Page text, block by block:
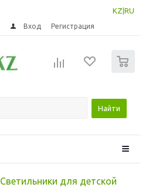
KZ RU
Вход Регистрация
Найти
Светильники для детской